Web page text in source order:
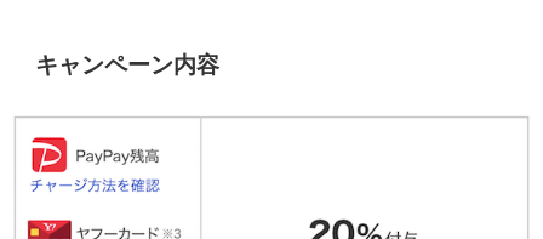
キャンペーン内容